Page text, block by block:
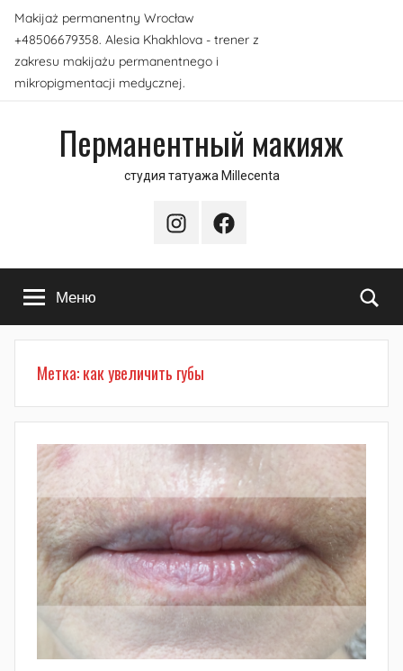
Перейти
содержимому
Makijaż permanentny Wrocław
+48506679358. Alesia Khakhlova - trener z
zakresu makijażu permanentnego i
mikropigmentacji medycznej.
Перманентный макияж
студия татуажа Millecenta
InstagramFacebook
Меню
Метка:как увеличить губы